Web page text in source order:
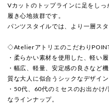
Vカットのトップラインに足をし
履き心地抜群です。
パンツスタイルでは、より一層ス
◇Atelierアトリエのこだわり
・柔らかい素材を使用した、軽い
・幅広、軽量、安定感の良さなど
質な大人に似合うシックなデザイン
・50代、60代のミセスのお出かけ
なラインナップ。